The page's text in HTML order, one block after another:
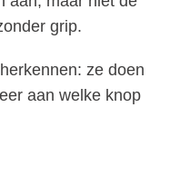
grip.
ze doen
aan welke knop